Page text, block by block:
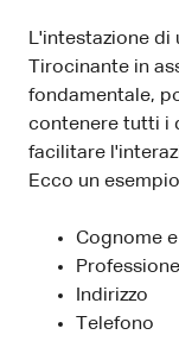
L'intestazione di
Tirocinante in
fondamentale,
contenere tutti i
facilitare
Ecco un
Cognome
Indirizzo
Telefono